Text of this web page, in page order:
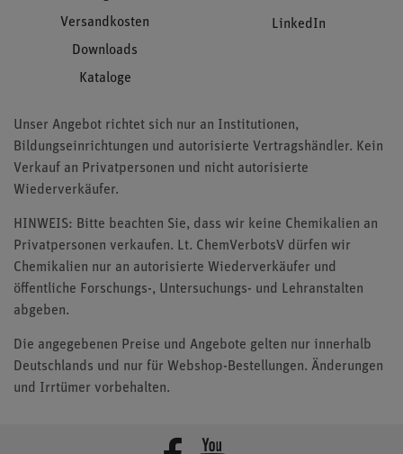
Versandkosten
Downloads
Kataloge
LinkedIn
Unser Angebot richtet sich nur an Institutionen,
Bildungseinrichtungen und autorisierte Vertragshändler. Kein
Verkauf an Privatpersonen und nicht autorisierte
Wiederverkäufer.
HINWEIS: Bitte beachten Sie, dass wir keine Chemikalien an
Privatpersonen verkaufen. Lt. ChemVerbotsV dürfen wir
Chemikalien nur an autorisierte Wiederverkäufer und
öffentliche Forschungs-, Untersuchungs- und Lehranstalten
abgeben.
Die angegebenen Preise und Angebote gelten nur innerhalb
Deutschlands und nur für Webshop-Bestellungen. Änderungen
und Irrtümer vorbehalten.